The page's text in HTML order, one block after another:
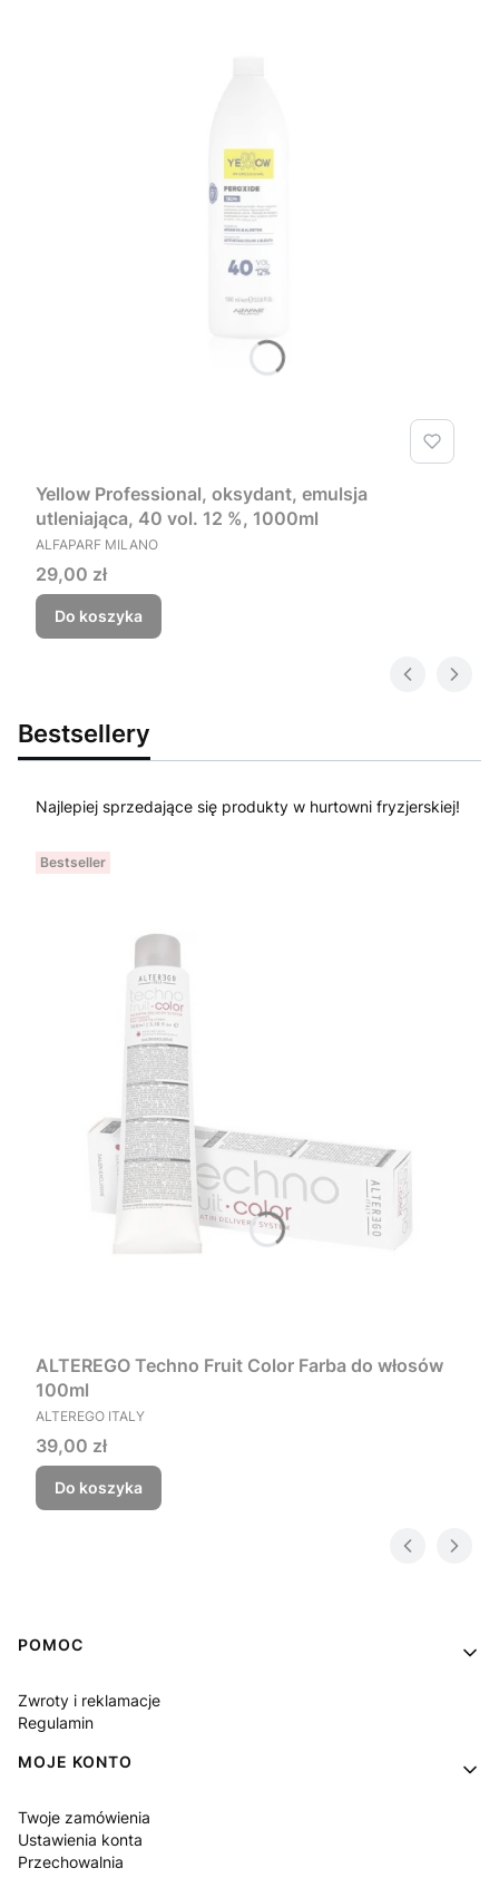
Yellow Professional, oksydant, emulsja
utleniająca, 40 vol. 12 %, 1000ml
PRODUCENT
ALFAPARF MILANO
Cena
29,00 zł
Do koszyka
Bestsellery
Najlepiej sprzedające się produkty w hurtowni fryzjerskiej!
Bestseller
ALTEREGO Techno Fruit Color Farba do włosów
100ml
PRODUCENT
ALTEREGO ITALY
Cena
39,00 zł
Do koszyka
Linki w stopce
POMOC
Zwroty i reklamacje
Regulamin
MOJE KONTO
Twoje zamówienia
Ustawienia konta
Przechowalnia